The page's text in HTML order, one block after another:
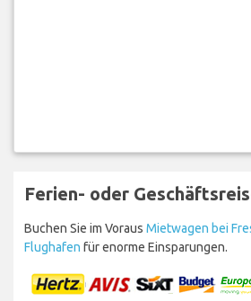
Ferien- oder
Buchen Sie im Voraus Mietwagen bei
Flughafen für enorme Einsparungen.